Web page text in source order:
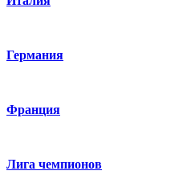
Германия
Франция
Лига чемпионов